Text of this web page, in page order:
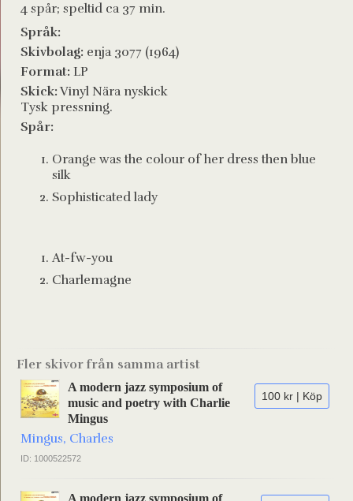
4 spår; speltid ca 37 min.
Språk:
Skivbolag: enja 3077 (1964)
Format: LP
Skick:Vinyl Nära nyskick
Tysk pressning.
Spår:
Orange was the colour of her dress then blue
silk
Sophisticated lady
At-fw-you
Charlemagne
Fler skivor från samma artist
100 kr | Köp
A modern jazz symposium of
music and poetry with Charlie
Mingus
Mingus, Charles
ID: 1000522572
A modern jazz symposium of